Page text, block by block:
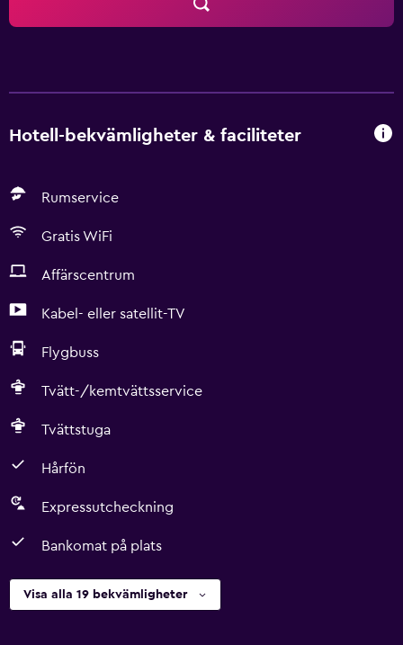
Hotell-bekvämligheter & faciliteter
Rumservice
Gratis WiFi
Affärscentrum
Kabel- eller satellit-TV
Flygbuss
Tvätt-/kemtvättsservice
Tvättstuga
Hårfön
Expressutcheckning
Bankomat på plats
Visa alla 19 bekvämligheter